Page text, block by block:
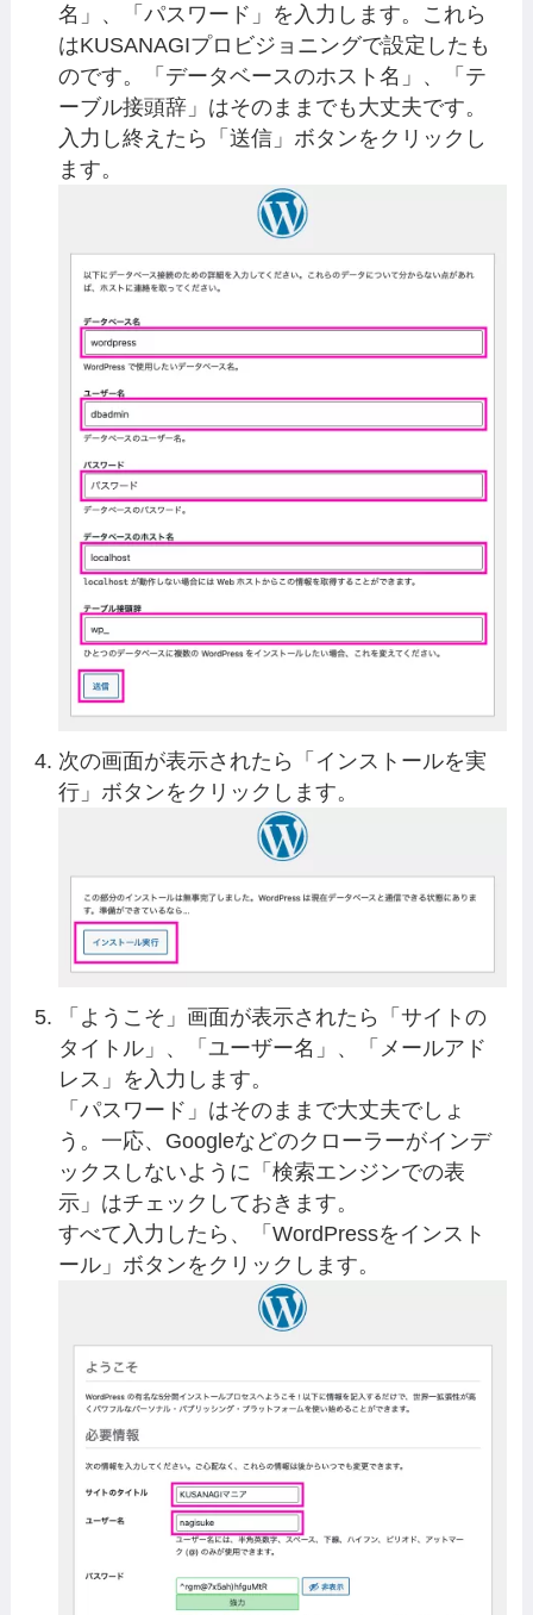
名」、「パスワード」を入力します。これら
はKUSANAGIプロビジョニングで設定したも
のです。「データベースのホスト名」、「テ
ーブル接頭辞」はそのままでも大丈夫です。
入力し終えたら「送信」ボタンをクリックし
ます。
次の画面が表示されたら「インストールを実
行」ボタンをクリックします。
「ようこそ」画面が表示されたら「サイトの
タイトル」、「ユーザー名」、「メールアド
レス」を入力します。
「パスワード」はそのままで大丈夫でしょ
う。一応、Googleなどのクローラーがインデ
ックスしないように「検索エンジンでの表
示」はチェックしておきます。
すべて入力したら、「WordPressをインスト
ール」ボタンをクリックします。